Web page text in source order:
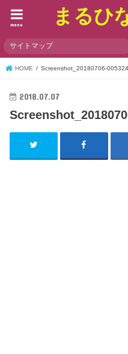
まるひ
menu
サイトマップ
HOME Screenshot_20180706-005324
2018.07.07